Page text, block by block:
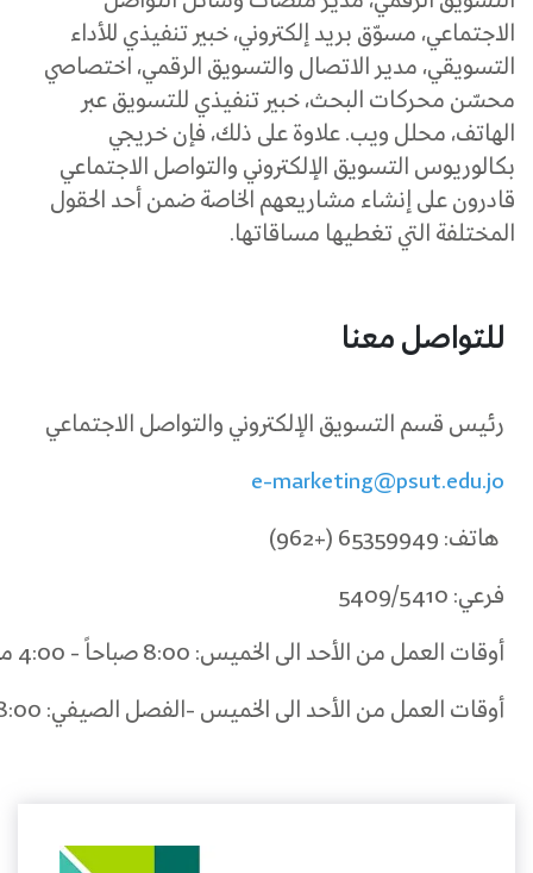
الاجتماعي، مسوّق بريد إلكتروني، خبير تنفيذي للأداء
التسويقي، مدير الاتصال والتسويق الرقمي، اختصاصي
محسّن محركات البحث، خبير تنفيذي للتسويق عبر
الهاتف، محلل ويب. علاوة على ذلك، فإن خريجي
بكالوريوس التسويق الإلكتروني والتواصل الاجتماعي
قادرون على إنشاء مشاريعهم الخاصة ضمن أحد الحقول
المختلفة التي تغطيها مساقاتها.
للتواصل معنا
رئيس قسم التسويق الإلكتروني والتواصل الاجتماعي
e-marketing@psut.edu.jo
هاتف: 65359949 (+962)
فرعي: 5409/5410
أوقات العمل من الأحد الى الخميس: 8:00 صباحاً - 4:00 مساءً
أوقات العمل من الأحد الى الخميس -الفصل الصيفي: 8:00 صباحاً -3:00 مساءً